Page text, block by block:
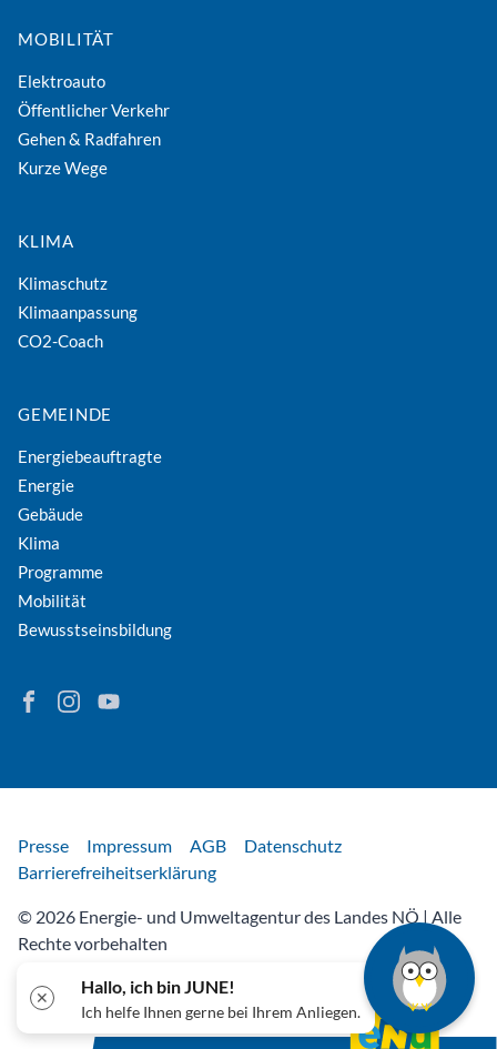
MOBILITÄT
Elektroauto
Öffentlicher Verkehr
Gehen & Radfahren
Kurze Wege
KLIMA
Klimaschutz
Klimaanpassung
CO2-Coach
GEMEINDE
Energiebeauftragte
Energie
Gebäude
Klima
Programme
Mobilität
Bewusstseinsbildung
Finden Sie Energie in Niederösterreich auf Facebook
Folgen Sie Energie in Niederösterreich auf Instagram
Besuchen Sie den YouTube-Kanal der eNu
Rechtliches
Presse Impressum AGB
Datenschutz
Barrierefreiheitserklärung
© 2026 Energie- und Umweltagentur des Landes NÖ | Alle
Rechte vorbehalten
✕
Hallo, ich bin JUNE!
Ich helfe Ihnen gerne bei Ihrem Anliegen.